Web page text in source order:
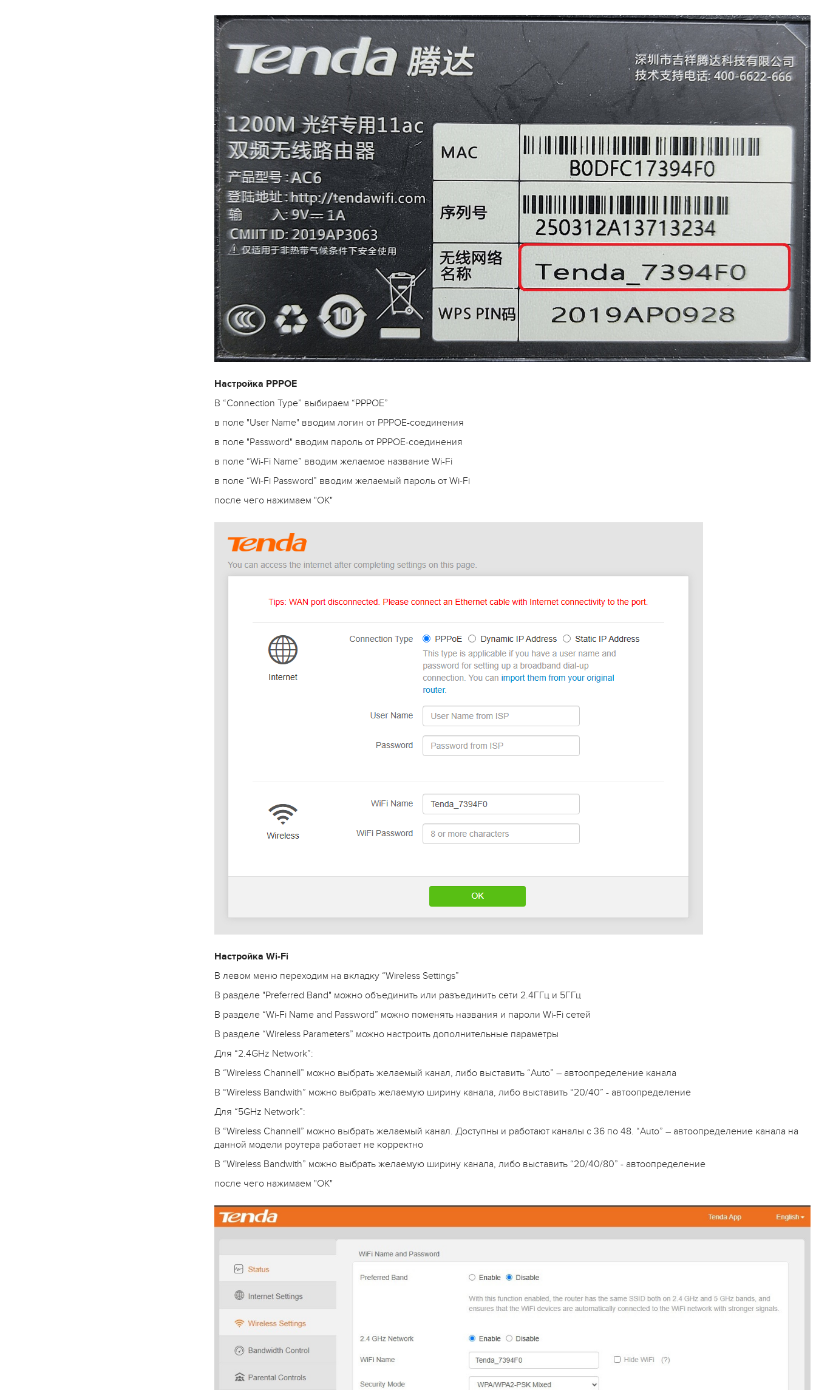
Настройка PPPOE
В “Connection Type” выбираем “PPPOE”
в поле "User Name" вводим логин от PPPOE-соединения
в поле "Password" вводим пароль от PPPOE-соединения
в поле “Wi-Fi Name” вводим желаемое название Wi-Fi
в поле “Wi-Fi Password” вводим желаемый пароль от Wi-Fi
после чего нажимаем "OK"
Настройка Wi-Fi
В левом меню переходим на вкладку “Wireless Settings”
В разделе "Preferred Band" можно объединить или разъединить сети 2.4ГГц и 5ГГц
В разделе “Wi-Fi Name and Password” можно поменять названия и пароли Wi-Fi сетей
В разделе “Wireless Parameters” можно настроить дополнительные параметры
Для “2.4GHz Network”:
В “Wireless Channell” можно выбрать желаемый канал, либо выставить “Auto” – автоопределение канала
В “Wireless Bandwith” можно выбрать желаемую ширину канала, либо выставить “20/40” - автоопределение
Для “5GHz Network”:
В “Wireless Channell” можно выбрать желаемый канал. Доступны и работают каналы с 36 по 48. “Auto” – автоопределение канала на
данной модели роутера работает не корректно
В “Wireless Bandwith” можно выбрать желаемую ширину канала, либо выставить “20/40/80” - автоопределение
после чего нажимаем "OK"